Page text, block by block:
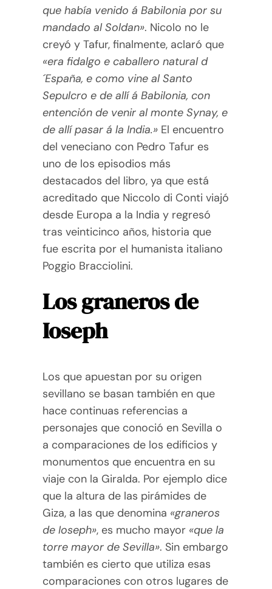
que había venido á Babilonia por su
mandado al Soldan». Nicolo no le
creyó y Tafur, finalmente, aclaró que
«era fidalgo e caballero natural d
´España, e como vine al Santo
Sepulcro e de allí á Babilonia, con
entención de venir al monte Synay, e
de allí pasar á la India.»El encuentro
del veneciano con Pedro Tafur es
uno de los episodios más
destacados del libro, ya que está
acreditado que Niccolo di Conti viajó
desde Europa a la India y regresó
tras veinticinco años, historia que
fue escrita por el humanista italiano
Poggio Bracciolini.
Los graneros de
Ioseph
Los que apuestan por su origen
sevillano se basan también en que
hace continuas referencias a
personajes que conoció en Sevilla o
a comparaciones de los edificios y
monumentos que encuentra en su
viaje con la Giralda. Por ejemplo dice
que la altura de las pirámides de
Giza, a las que denomina «graneros
de Ioseph», es mucho mayor «que la
torre mayor de Sevilla». Sin embargo
también es cierto que utiliza esas
comparaciones con otros lugares de